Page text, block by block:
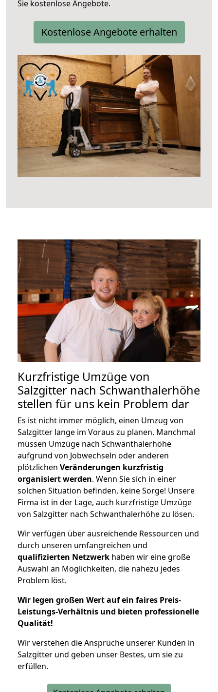
Sie kostenlose Angebote.
Kostenlose Angebote erhalten
Kurzfristige Umzüge von
Salzgitter nach Schwanthalerhöhe
stellen für uns kein Problem dar
Es ist nicht immer möglich, einen Umzug von
Salzgitter lange im Voraus zu planen. Manchmal
müssen Umzüge nach Schwanthalerhöhe
aufgrund von Jobwechseln oder anderen
plötzlichen Veränderungen kurzfristig
organisiert werden. Wenn Sie sich in einer
solchen Situation befinden, keine Sorge! Unsere
Firma ist in der Lage, auch kurzfristige Umzüge
von Salzgitter nach Schwanthalerhöhe zu lösen.
Wir verfügen über ausreichende Ressourcen und
durch unseren umfangreichen und
qualifizierten Netzwerk haben wir eine große
Auswahl an Möglichkeiten, die nahezu jedes
Problem löst.
Wir legen großen Wert auf ein faires Preis-
Leistungs-Verhältnis und bieten professionelle
Qualität!
Wir verstehen die Ansprüche unserer Kunden in
Salzgitter und geben unser Bestes, um sie zu
erfüllen.